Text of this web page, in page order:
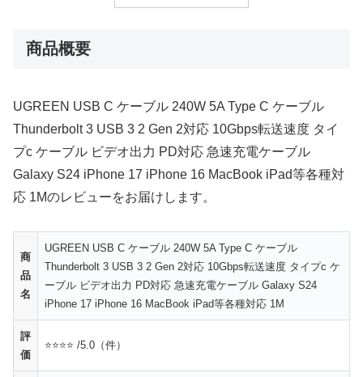
商品概要
UGREEN USB C ケーブル 240W 5A Type C ケーブル
Thunderbolt 3 USB 3 2 Gen 2対応 10Gbps転送速度 タイ
プc ケーブル ビデオ出力 PD対応 急速充電ケーブル
Galaxy S24 iPhone 17 iPhone 16 MacBook iPad等各種対
応 1Mのレビューをお届けします。
商
品
名
UGREEN USB C ケーブル 240W 5A Type C ケーブル
Thunderbolt 3 USB 3 2 Gen 2対応 10Gbps転送速度 タイプc ケ
ーブル ビデオ出力 PD対応 急速充電ケーブル Galaxy S24
iPhone 17 iPhone 16 MacBook iPad等各種対応 1M
評
価
⭐⭐⭐⭐ /5.0（件）